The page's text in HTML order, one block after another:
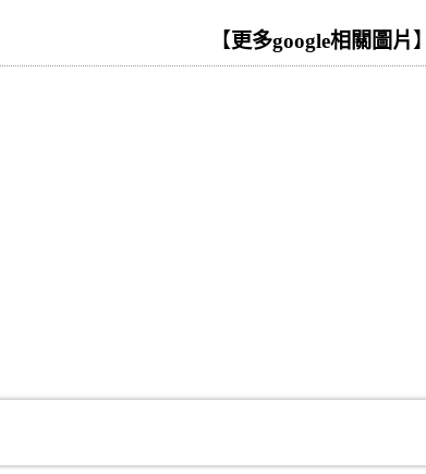
【 更多google相關圖片 】